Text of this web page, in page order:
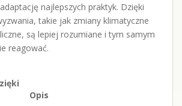
najlepszych praktyk. Dzięki
takie jak zmiany klimatyczne
są lepiej rozumiane i tym samym
reagować.
Opis